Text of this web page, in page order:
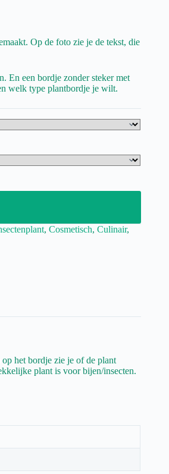
Op de foto zie je de tekst, die
En een bordje zonder steker met
welk type plantbordje je wilt.
, Cosmetisch, Culinair,
het bordje zie je of de plant
plant is voor bijen/insecten.